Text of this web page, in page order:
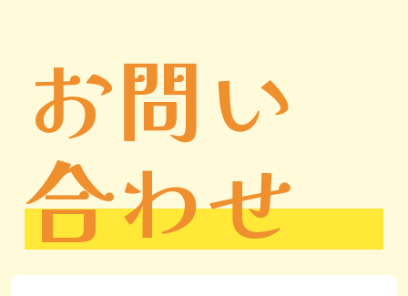
お問い
合わせ